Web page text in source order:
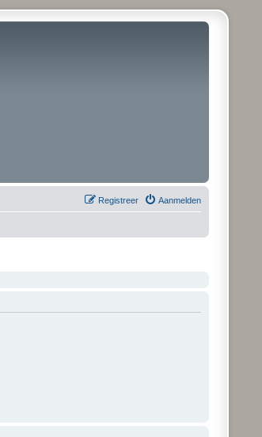
Aanmelden
Registreer